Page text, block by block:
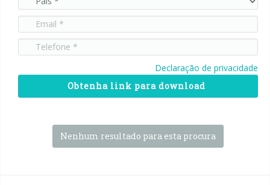
Declaração de privacidade
Obtenha link para download
Nenhum resultado para esta procura